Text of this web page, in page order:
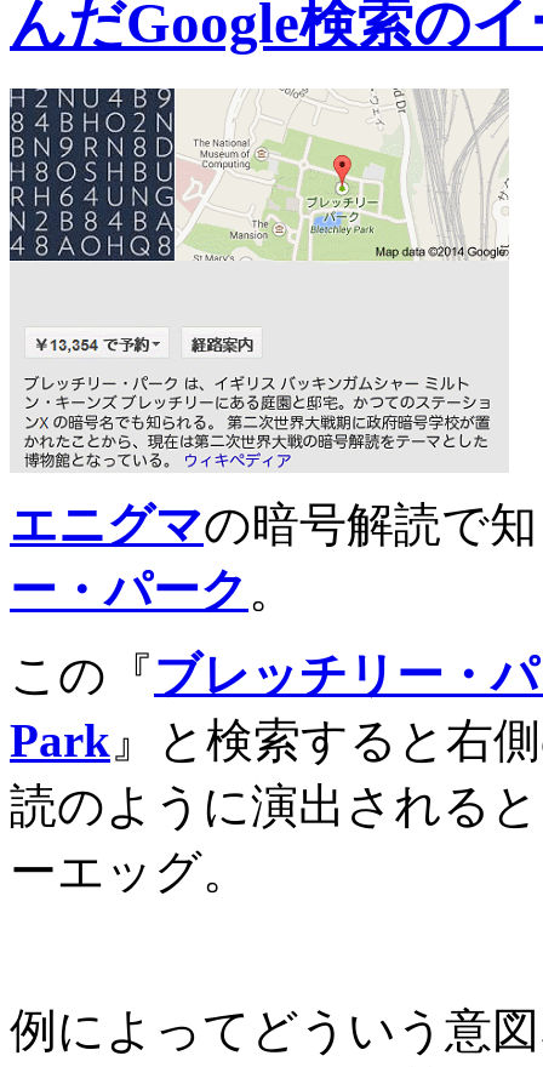
んだGoogle検索の
エニグマの暗号解読で
ー・パーク 。
この『ブレッチリー・
Park 』と検索すると右
読のように演出される
ーエッグ。
例によってどういう意